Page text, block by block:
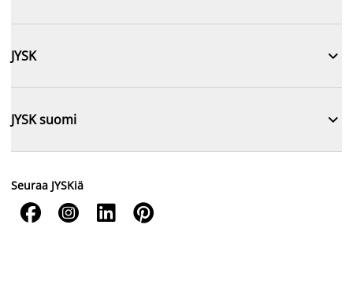
JYSK 
JYSK suomi 
Seuraa JYSKiä
   